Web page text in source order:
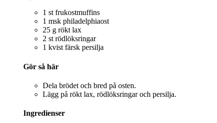
1 st frukostmuffins
1 msk philadelphiaost
25 g rökt lax
2 st rödlöksringar
1 kvist färsk persilja
Gör så här
Dela brödet och bred på osten.
Lägg på rökt lax, rödlöksringar och persilja.
Ingredienser